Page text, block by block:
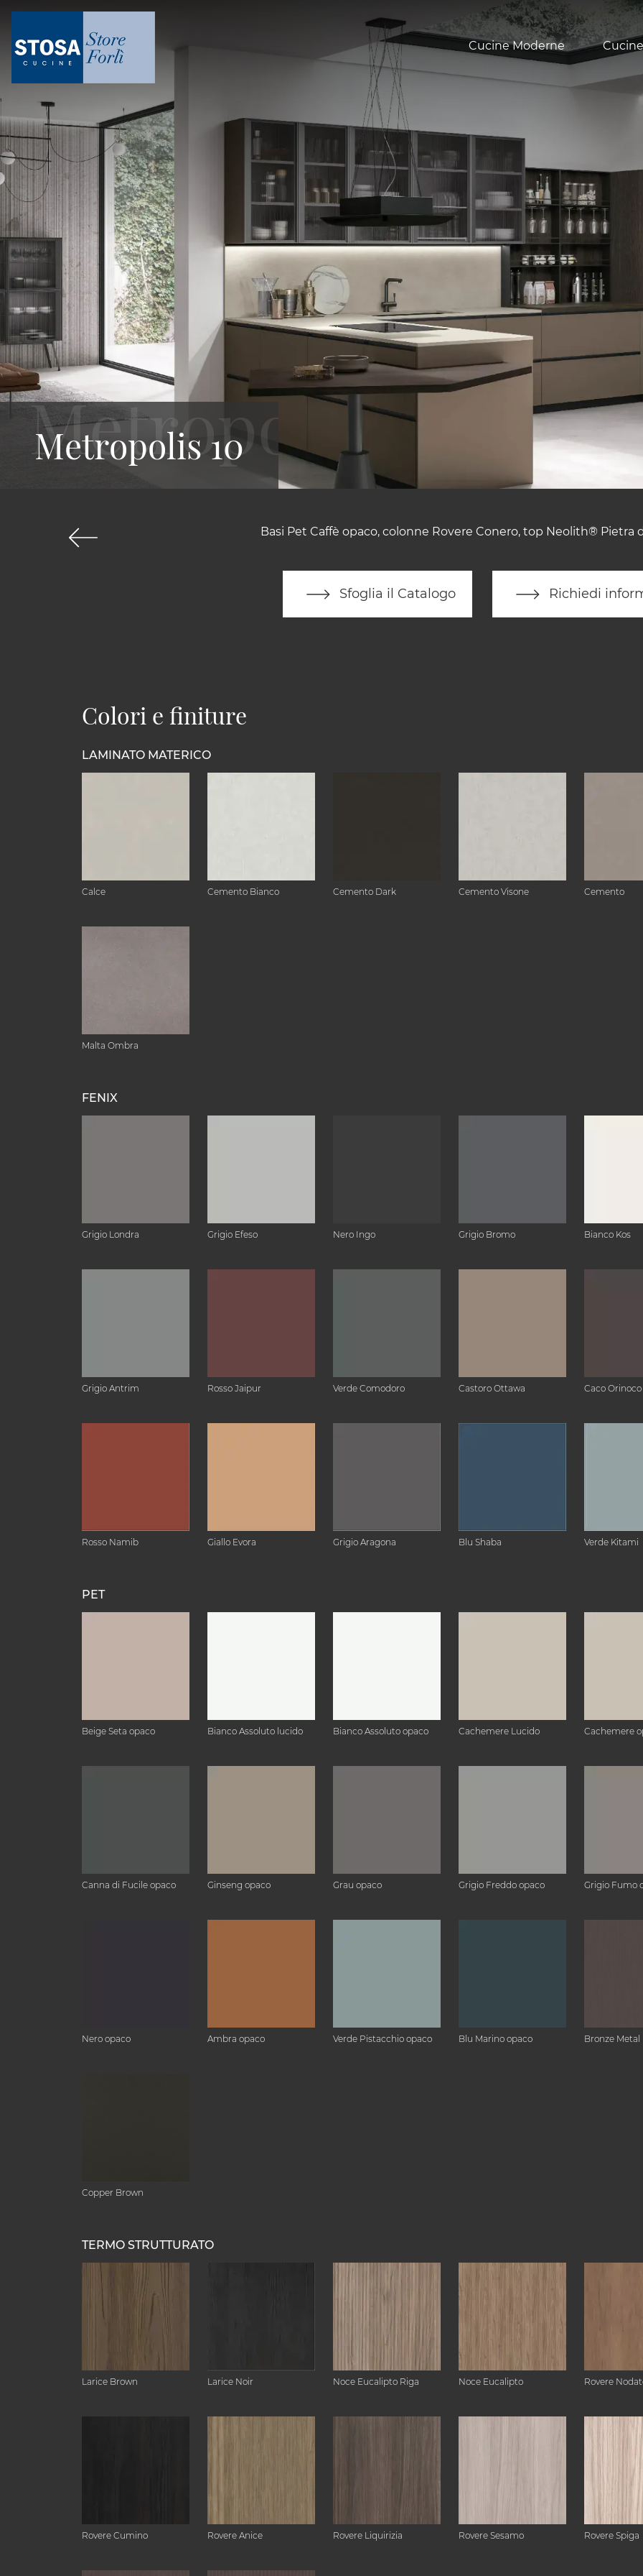
Cucine Moderne
Basi Pet Caffè opaco, colonne Rovere Conero, top Neolith® Pietra
Sfoglia il Catalogo Richiedi
Metropolis 10
Colori e finiture
LAMINATO MATERICO
Calce Cemento Bianco Cemento Dark Cemento Visone Cemento
Malta Ombra
FENIX
Grigio Londra Grigio Efeso Nero Ingo Grigio Bromo Bianco Kos
Grigio Antrim Rosso Jaipur Verde Comodoro Castoro Ottawa Caco Orinoco
Rosso Namib Giallo Evora Grigio Aragona Blu Shaba Verde Kitami
PET
Beige Seta opaco Bianco Assoluto lucido Bianco Assoluto opaco Cachemere Lucido Cachemere
Canna di Fucile opaco Ginseng opaco Grau opaco Grigio Freddo opaco Grigio Fumo
Nero opaco Ambra opaco Verde Pistacchio opaco Blu Marino opaco Bronze Metal
Copper Brown
TERMO STRUTTURATO
Larice Brown Larice Noir Noce Eucalipto Riga Noce Eucalipto Rovere
Rovere Cumino Rovere Anice Rovere Liquirizia Rovere Sesamo Rovere Spiga